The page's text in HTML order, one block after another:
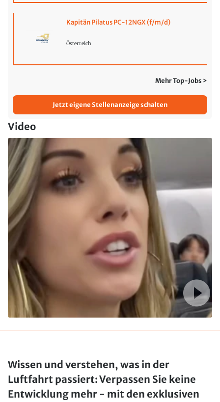
Kapitän Pilatus PC-12NGX (f/m/d)
Österreich
Mehr Top-Jobs >
Jetzt eigene Stellenanzeige schalten
Video
Wissen und verstehen, was in der
Luftfahrt passiert: Verpassen Sie keine
Entwicklung mehr - mit den exklusiven